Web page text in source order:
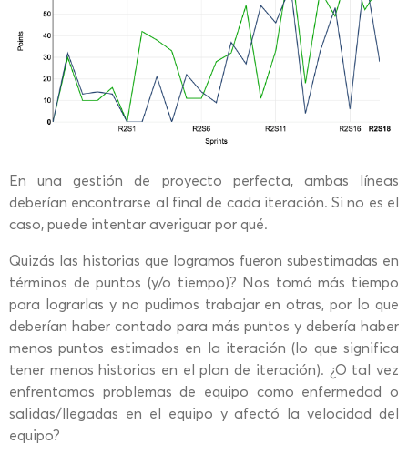
En una gestión de proyecto perfecta, ambas líneas
deberían encontrarse al final de cada iteración. Si no es el
caso, puede intentar averiguar por qué.
Quizás las historias que logramos fueron subestimadas en
términos de puntos (y/o tiempo)? Nos tomó más tiempo
para lograrlas y no pudimos trabajar en otras, por lo que
deberían haber contado para más puntos y debería haber
menos puntos estimados en la iteración (lo que significa
tener menos historias en el plan de iteración). ¿O tal vez
enfrentamos problemas de equipo como enfermedad o
salidas/llegadas en el equipo y afectó la velocidad del
equipo?